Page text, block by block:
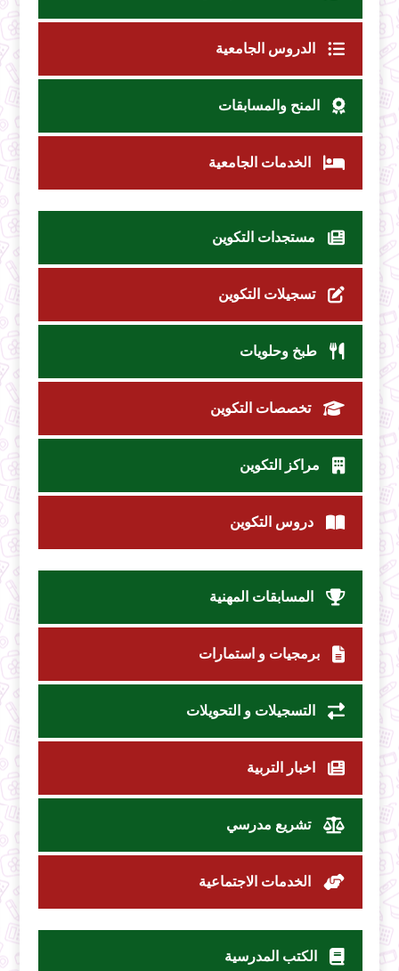
الدروس الجامعية
المنح والمسابقات
الخدمات الجامعية
مستجدات التكوين
تسجيلات التكوين
طبخ وحلويات
تخصصات التكوين
مراكز التكوين
دروس التكوين
المسابقات المهنية
برمجيات و استمارات
التسجيلات و التحويلات
اخبار التربية
تشريع مدرسي
الخدمات الاجتماعية
الكتب المدرسية